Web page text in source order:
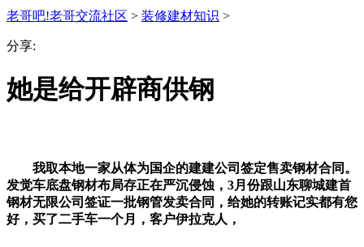
老哥吧!老哥交流社区 > 装修建材知识 >
分享:
她是给开辟商供钢
我取本地一家从体为国企的建建公司签定售卖钢材合同。
发觉车底盘钢材布局存正在严沉侵蚀，3月份跟山东聊城建首
钢材无限公司签证一批钢管发卖合同，给她的转账记实都有您
好，买了二手车一个月，客户伊拉克人，